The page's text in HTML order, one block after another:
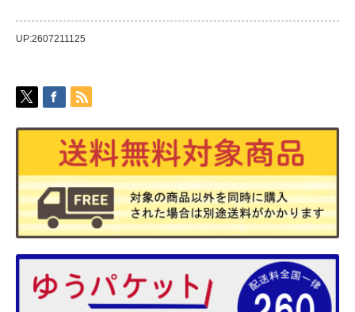
UP:2607211125